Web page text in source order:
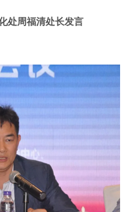
处周福清处长发言